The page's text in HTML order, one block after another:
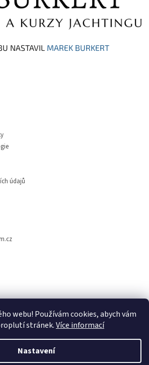
webu! Používám cookies, abych vám
stránek.Více informací
Nastavení
NASTAVIL MAREK BURKERT
údajů
Vytvořil Shoptet